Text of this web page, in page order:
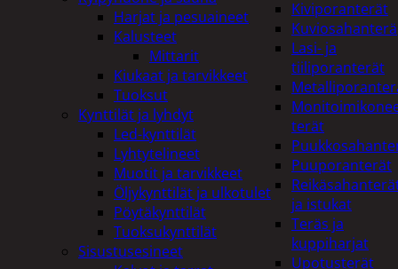
Kiviporanterät
Kuviosahanterä
Lasi- ja
tiiliporanterät
terät
Puuporanterät
ja istukat
Teräs ja
kuppiharjat
Upotusterät
Harjat ja pesuaineet
Kalusteet
Mittarit
Kiukaat ja tarvikkeet
Tuoksut
Kynttilät ja lyhdyt
Led-kynttilät
Lyhtytelineet
Muotit ja tarvikkeet
Öljykynttilät ja ulkotulet
Pöytäkynttilät
Tuoksukynttilät
Sisustusesineet